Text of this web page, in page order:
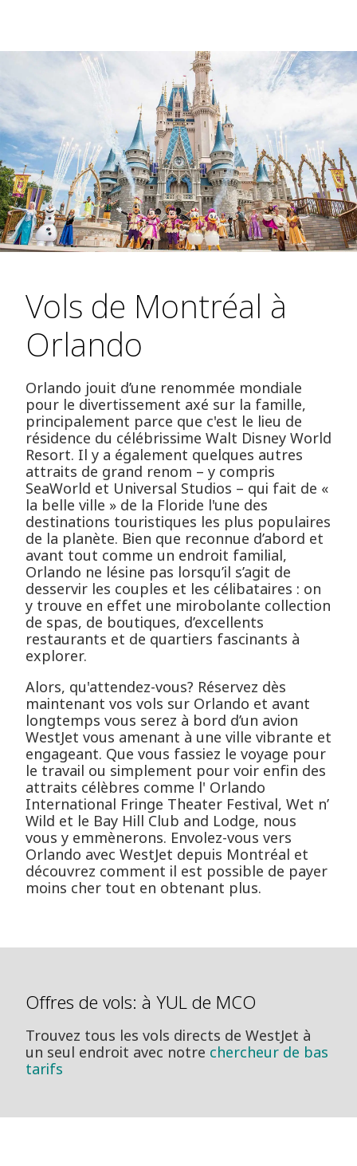
Vols de Montréal à
Orlando
Orlando jouit d’une renommée mondiale
pour le divertissement axé sur la famille,
principalement parce que c'est le lieu de
résidence du célébrissime Walt Disney World
Resort. Il y a également quelques autres
attraits de grand renom – y compris
SeaWorld et Universal Studios – qui fait de «
la belle ville » de la Floride l'une des
destinations touristiques les plus populaires
de la planète. Bien que reconnue d’abord et
avant tout comme un endroit familial,
Orlando ne lésine pas lorsqu’il s’agit de
desservir les couples et les célibataires : on
y trouve en effet une mirobolante collection
de spas, de boutiques, d’excellents
restaurants et de quartiers fascinants à
explorer.
Alors, qu'attendez-vous? Réservez dès
maintenant vos vols sur Orlando et avant
longtemps vous serez à bord d’un avion
WestJet vous amenant à une ville vibrante et
engageant. Que vous fassiez le voyage pour
le travail ou simplement pour voir enfin des
attraits célèbres comme l' Orlando
International Fringe Theater Festival, Wet n’
Wild et le Bay Hill Club and Lodge, nous
vous y emmènerons. Envolez-vous vers
Orlando avec WestJet depuis Montréal et
découvrez comment il est possible de payer
moins cher tout en obtenant plus.
Offres de vols: à YUL de MCO
Trouvez tous les vols directs de WestJet à
un seul endroit avec notre chercheur de bas
tarifs